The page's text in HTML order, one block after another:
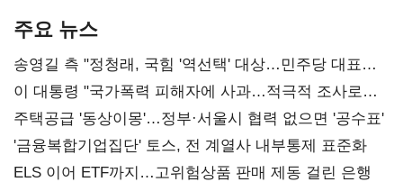
주요 뉴스
송영길 측 "정청래, 국힘 '역선택' 대상…민주당 대표로
총선 지휘 못해"
이 대통령 "국가폭력 피해자에 사과…적극적 조사로
진실 밝혀야"
주택공급 '동상이몽'…정부·서울시 협력 없으면 '공수표'
'금융복합기업집단' 토스, 전 계열사 내부통제 표준화
ELS 이어 ETF까지…고위험상품 판매 제동 걸린 은행